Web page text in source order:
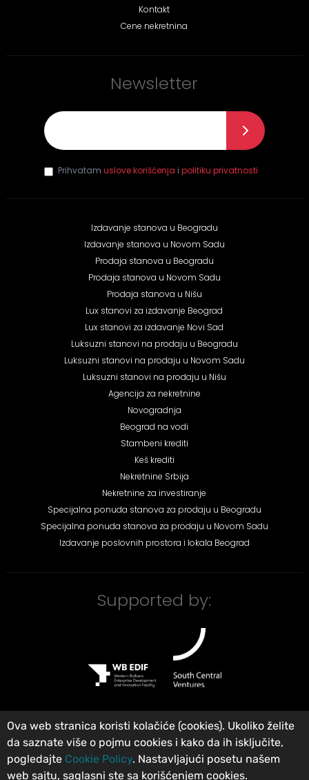
Kontakt
Cene nekretnina
Newsletter
Prihvatam uslove korišćenja i politiku privatnosti
Izdavanje stanova u Beogradu
Izdavanje stanova u Novom Sadu
Prodaja stanova u Beogradu
Prodaja stanova u Novom Sadu
Prodaja stanova u Nišu
Lux stanovi za izdavanje Beograd
Lux stanovi za izdavanje Novi Sad
Luksuzni stanovi na prodaju u Beogradu
Luksuzni stanovi na prodaju u Novom Sadu
Luksuzni stanovi na prodaju u Nišu
Agencija za nekretnine
Novogradnja
Beograd na vodi
Stambeni krediti
Keš krediti
Nekretnine Srbija
Nekretnine za investiranje
Specijalna ponuda stanova za prodaju u Beogradu
Specijalna ponuda stanova za prodaju u Novom Sadu
Izdavanje poslovnih prostora i lokala Beograd
Supported by:
©City Expert Global d.o.o Agencija za nekretnine Beograd, Srbija.
Registrovan u Registru posrednika pod brojem: 313. Sva prava zadržana.
Ova web stranica koristi kolačiće (cookies). Ukoliko želite
da saznate više o pojmu cookies i kako da ih isključite,
pogledajte Cookie Policy. Nastavljajući posetu našem
web sajtu, saglasni ste sa korišćenjem cookies.